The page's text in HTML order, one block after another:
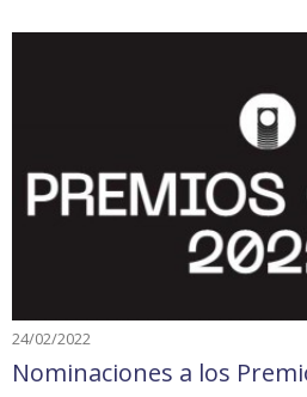
24/02/2022
Nominaciones a los